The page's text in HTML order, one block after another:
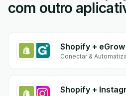
com outro
Shopify + eGrow
Conectar &
Shopify +